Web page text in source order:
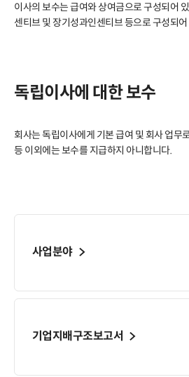
이사의 보수는 급여와 상여금으로 구성되어
센티브 및 장기성과인센티브 등으로 구성되
독립이사에 대한 보수
회사는 독립이사에게 기본 급여 및 회사 업무
등 이외에는 보수를 지급하지 아니합니다.
사업분야
기업지배구조보고서